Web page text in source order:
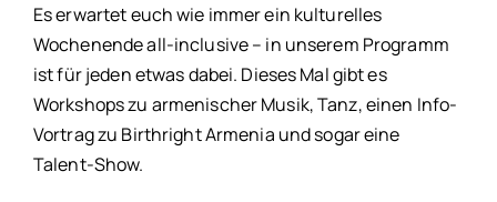
Es erwartet euch wie immer ein kulturelles
Wochenende all-inclusive – in unserem Programm
ist für jeden etwas dabei. Dieses Mal gibt es
Workshops zu armenischer Musik, Tanz, einen Info-
Vortrag zu Birthright Armenia und sogar eine
Talent-Show.